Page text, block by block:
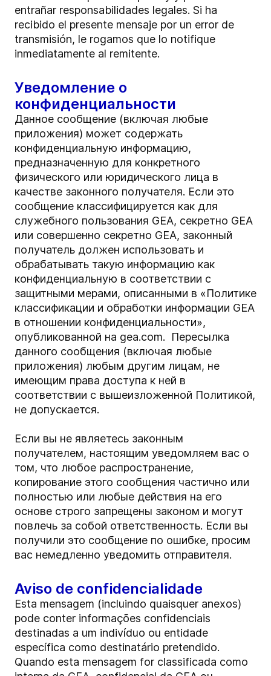
entrañar responsabilidades legales. Si ha
recibido el presente mensaje por un error de
transmisión, le rogamos que lo notifique
inmediatamente al remitente.
Уведомление о
конфиденциальности
Данное сообщение (включая любые
приложения) может содержать
конфиденциальную информацию,
предназначенную для конкретного
физического или юридического лица в
качестве законного получателя. Если это
сообщение классифицируется как для
служебного пользования GEA, секретно GEA
или совершенно секретно GEA, законный
получатель должен использовать и
обрабатывать такую информацию как
конфиденциальную в соответствии с
защитными мерами, описанными в «Политике
классификации и обработки информации GEA
в отношении конфиденциальности»,
опубликованной на gea.com. Пересылка
данного сообщения (включая любые
приложения) любым другим лицам, не
имеющим права доступа к ней в
соответствии с вышеизложенной Политикой,
не допускается.
Если вы не являетесь законным
получателем, настоящим уведомляем вас о
том, что любое распространение,
копирование этого сообщения частично или
полностью или любые действия на его
основе строго запрещены законом и могут
повлечь за собой ответственность. Если вы
получили это сообщение по ошибке, просим
вас немедленно уведомить отправителя.
Aviso de confidencialidade
Esta mensagem (incluindo quaisquer anexos)
pode conter informações confidenciais
destinadas a um indivíduo ou entidade
específica como destinatário pretendido.
Quando esta mensagem for classificada como